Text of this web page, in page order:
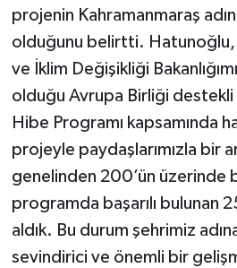
projenin Kahramanmaraş
olduğunu belirtti. Hatunoğlu,
ve İklim Değişikliği
olduğu Avrupa Birliği destekli
Hibe Programı kapsamında
projeyle paydaşlarımızla bir
genelinden 200’ün üzerinde
programda başarılı bulunan
aldık. Bu durum şehrimiz
sevindirici ve önemli bir